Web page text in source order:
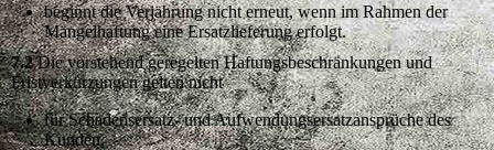
beginnt die Verjährung nicht erneut, wenn im Rahmen der
Mängelhaftung eine Ersatzlieferung erfolgt.
7.2Die vorstehend geregelten Haftungsbeschränkungen und
Fristverkürzungen gelten nicht
für Schadensersatz- und Aufwendungsersatzansprüche des
Kunden,